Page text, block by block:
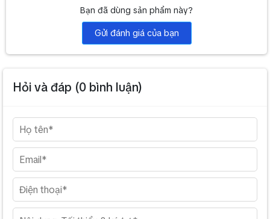
Bạn đã dùng sản phẩm này?
Gửi đánh giá của bạn
Hỏi và đáp (0 bình luận)